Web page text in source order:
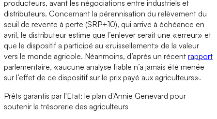
producteurs, avant les négociations entre industriels et
distributeurs. Concernant la pérennisation du relèvement du
seuil de revente à perte (SRP+10), qui arrive à échéance en
avril, le distributeur estime que l’enlever serait une «erreur» et
que le dispositif a participé au «ruissellement» de la valeur
vers le monde agricole. Néanmoins, d’après un récent rapport
parlementaire, «aucune analyse fiable n’a jamais été menée
sur l’effet de ce dispositif sur le prix payé aux agriculteurs».
Prêts garantis par l'Etat: le plan d'Annie Genevard pour
soutenir la trésorerie des agriculteurs